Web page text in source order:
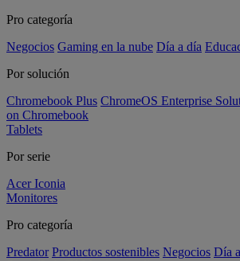
Pro categoría
Negocios Gaming en la nube Día a día
Por solución
Chromebook Plus ChromeOS Enterprise
on Chromebook
Tablets
Por serie
Acer Iconia
Monitores
Pro categoría
Predator Productos sostenibles Negocios Día